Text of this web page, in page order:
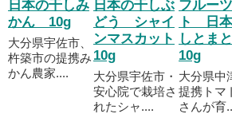
日本の干しみ
かん 10g
大分県宇佐市、
杵築市の提携み
かん農家....
日本の干しぶ
どう シャイ
ンマスカット
10g
大分県宇佐市・
安心院で栽培さ
れたシャ....
フルー
ト 日
しとま
10g
大分県中
提携トマ
さんが育